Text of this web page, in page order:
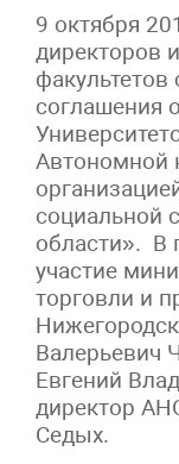
9 октября
директоров
факультетов
соглашения
Автономной
социальной
области». В
участие
торговли и
Валерьевич
Евгений
директор
Седых.